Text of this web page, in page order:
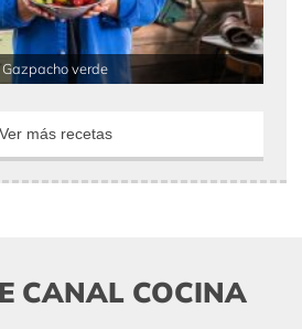
Gazpacho verde
Ver más recetas
CANAL COCINA